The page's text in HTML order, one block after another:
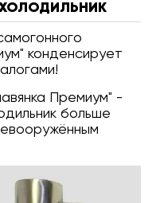
ХОЛОДИЛЬНИК
конденсирует
Премиум" -
больше